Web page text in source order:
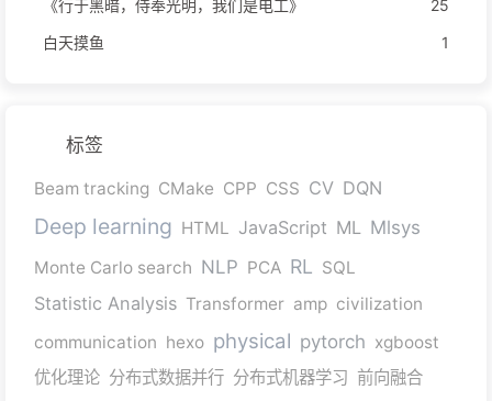
《行于黑暗，侍奉光明，我们是电工》
25
白天摸鱼
1
标签
Beam tracking CMake CPP CSS CV DQN
Deep learning HTML JavaScript ML Mlsys
Monte Carlo search NLP PCA RL SQL
Statistic Analysis Transformer amp civilization
communication hexo physical pytorch xgboost
优化理论 分布式数据并行 分布式机器学习 前向融合